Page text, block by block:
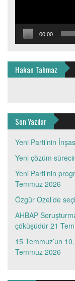
00:00
Hakan Tahmaz
Son Yazılar
Yeni Parti’nin
Yeni çözüm
Yeni Parti’nin
Temmuz 2026
Özgür Özel’de
AHBAP
çöküşüdür 21
15 Temmuz’un
Temmuz 2026